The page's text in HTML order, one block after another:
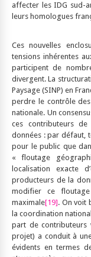
affecter les IDG sud-
leurs homologues
Ces nouvelles
tensions inhérentes
participent de
divergent. La
Paysage (SINP) en
perdre le contrôle
nationale. Un
ces contributeurs
données : par défaut,
pour le public que
« floutage
localisation exacte
producteurs de la
modifier ce
maximale[19]. On voit
la coordination
part de contributeurs
projet) a conduit à
évidents en termes